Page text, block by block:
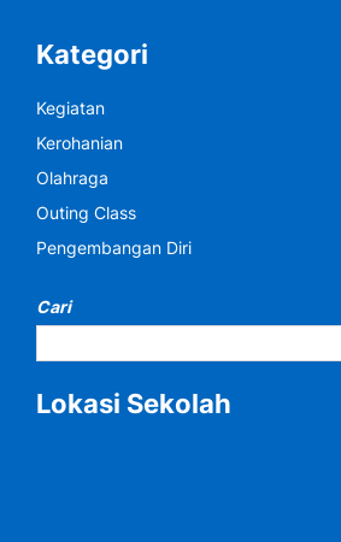
Kategori
Kegiatan
Kerohanian
Olahraga
Outing Class
Pengembangan Diri
Cari
Lokasi Sekolah